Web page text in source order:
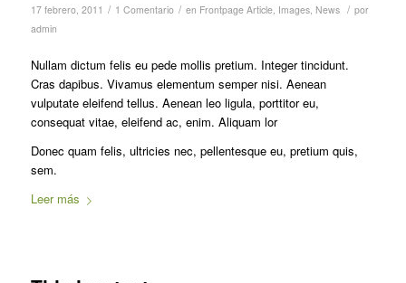
17 febrero, 2011 / 1 Comentario / en Frontpage Article, Images, News / por
admin
Nullam dictum felis eu pede mollis pretium. Integer tincidunt.
Cras dapibus. Vivamus elementum semper nisi. Aenean
vulputate eleifend tellus. Aenean leo ligula, porttitor eu,
consequat vitae, eleifend ac, enim. Aliquam lor
Donec quam felis, ultricies nec, pellentesque eu, pretium quis,
sem.
Leer más